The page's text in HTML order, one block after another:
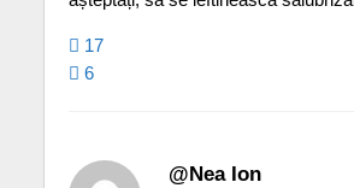
17
6
@Nea Ion